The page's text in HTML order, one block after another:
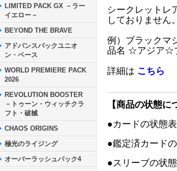
LIMITED PACK GX －ラー
イエロー－
BEYOND THE BRAVE
アドバンスパックユニオ
ン・ベース
WORLD PREMIERE PACK
2026
REVOLUTION BOOSTER
－トゥーン・ウィッチクラ
フト・破械
CHAOS ORIGINS
極光のライジング
オーバーラッシュパック4
シークレットレ
しておりません。
例）ブラックマ
品名 ☆アジア☆
詳細は こちら
【商品の状態に
●カードの状態
●鑑定済カード
●スリーブの状